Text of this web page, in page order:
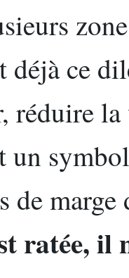
déjà ce
réduire
un
de
ratée, il